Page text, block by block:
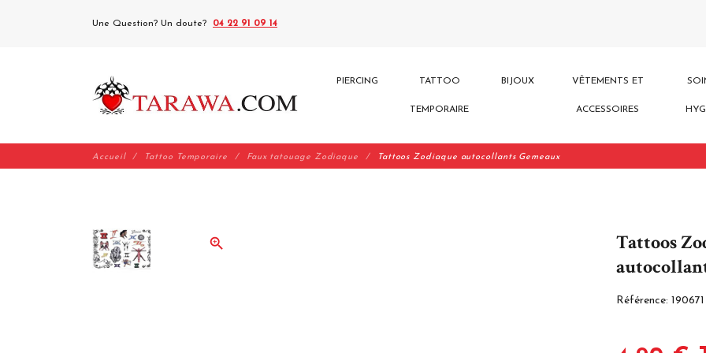
Une Question? Un doute? 04 22 91 09 14
PIERCING TATTOO
TEMPORAIRE
BIJOUX VÊTEMENTS ET
ACCESSOIRES
Accueil Tattoo Temporaire Faux tatouage Zodiaque Tattoos Zodiaque autocollants Gemeaux
zoom_in
Tattoos
Référence: 190671